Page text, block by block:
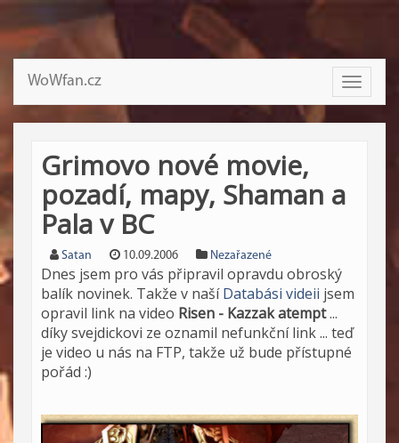
Toggle
WoWfan.cz
Grimovo nové movie,
pozadí, mapy, Shaman a
Pala v BC
Satan 10.09.2006 Nezařazené
Dnes jsem pro vás připravil opravdu obroský
balík novinek. Takže v našíDatabási videii jsem
opravil link na video Risen - Kazzak atempt...
díky svejdickovi ze oznamil nefunkční link ... teď
je video u nás na FTP, takže už bude přístupné
pořád :)